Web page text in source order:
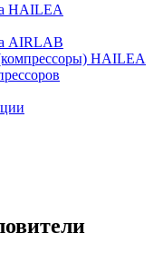
HAILEA
AIRLAB
HAILEA